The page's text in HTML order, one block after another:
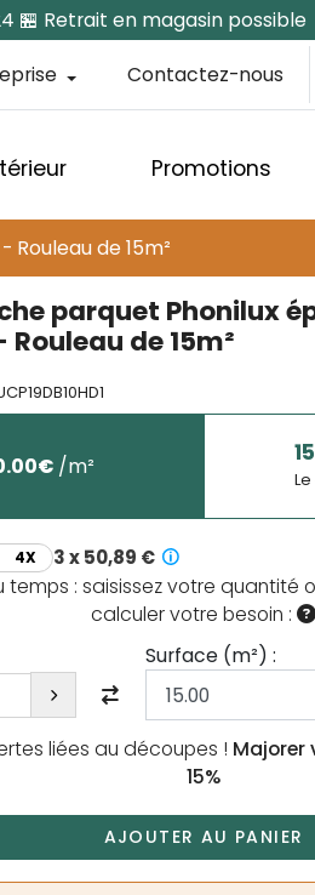
🏪 Retrait en magasin possible
Contactez-nous
Promotions
de 15m²
parquet Phonilux
Rouleau de 15m²
€ /m²
4X 3 x 50,89 €
temps : saisissez votre quantité
calculer votre besoin :
Surface (m²) :
liées au découpes ! Majorer
15%
AJOUTER AU PANIER